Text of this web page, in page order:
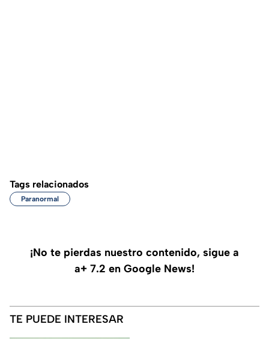
Tags relacionados
Paranormal
¡No te pierdas nuestro contenido, sigue a
a+ 7.2 en Google News!
TE PUEDE INTERESAR